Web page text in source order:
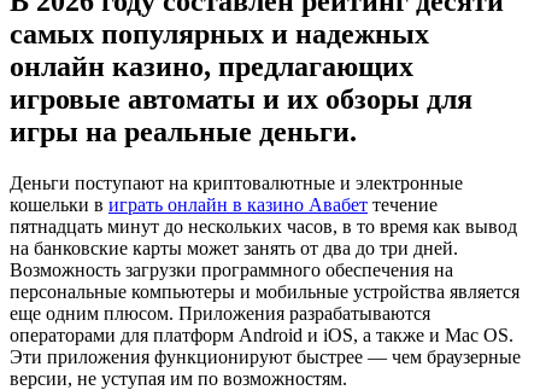
самых популярных и надежных
онлайн казино, предлагающих
игровые автоматы и их обзоры для
игры на реальные деньги.
Деньги поступают на криптовалютные и электронные
кошельки в играть онлайн в казино Авабет течение
пятнадцать минут до нескольких часов, в то время как вывод
на банковские карты может занять от два до три дней.
Возможность загрузки программного обеспечения на
персональные компьютеры и мобильные устройства является
еще одним плюсом. Приложения разрабатываются
операторами для платформ Android и iOS, а также и Mac OS.
Эти приложения функционируют быстрее — чем браузерные
версии, не уступая им по возможностям.